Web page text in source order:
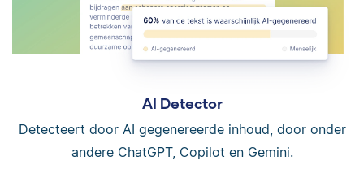
AI Detector
Detecteert door AI gegenereerde inhoud, door onder
andere ChatGPT, Copilot en Gemini.